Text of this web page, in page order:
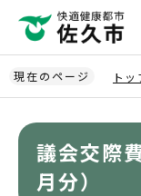
ペ
ー
ジ
現在のページ ト
議会交際
月分）